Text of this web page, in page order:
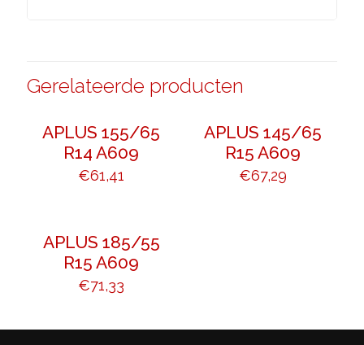
Gerelateerde producten
APLUS 155/65
R14 A609
€61,41
APLUS 145/65
R15 A609
€67,29
APLUS 185/55
R15 A609
€71,33